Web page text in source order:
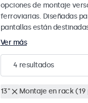
opciones de montaje
ferroviarias. Diseñadas
pantallas están
Ver más
4 resultados
13" Montaje en rack (19